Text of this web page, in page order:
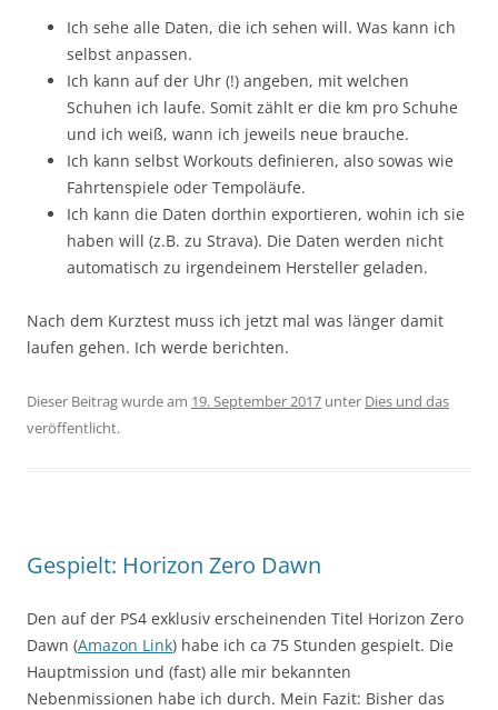
Ich sehe alle Daten, die ich sehen will. Was kann ich
selbst anpassen.
Ich kann auf der Uhr (!) angeben, mit welchen
Schuhen ich laufe. Somit zählt er die km pro Schuhe
und ich weiß, wann ich jeweils neue brauche.
Ich kann selbst Workouts definieren, also sowas wie
Fahrtenspiele oder Tempoläufe.
Ich kann die Daten dorthin exportieren, wohin ich sie
haben will (z.B. zu Strava). Die Daten werden nicht
automatisch zu irgendeinem Hersteller geladen.
Nach dem Kurztest muss ich jetzt mal was länger damit
laufen gehen. Ich werde berichten.
Dieser Beitrag wurde am 19. September 2017 unter Dies und das
veröffentlicht.
Gespielt: Horizon Zero Dawn
Den auf der PS4 exklusiv erscheinenden Titel Horizon Zero
Dawn (Amazon Link) habe ich ca 75 Stunden gespielt. Die
Hauptmission und (fast) alle mir bekannten
Nebenmissionen habe ich durch. Mein Fazit: Bisher das